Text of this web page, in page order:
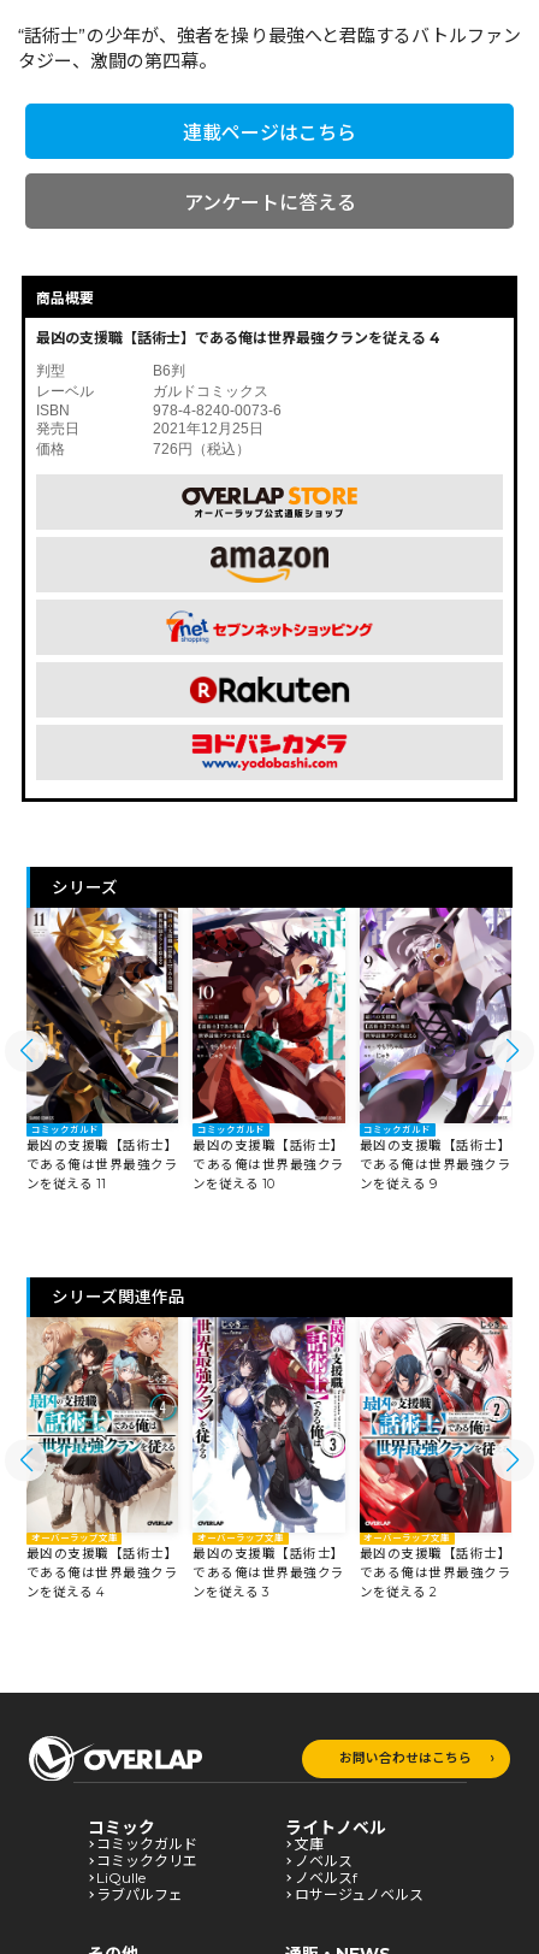
“話術士”の少年が、強者を操り最強へと君臨するバトルファン
タジー、激闘の第四幕。
連載ページはこちら
アンケートに答える
商品概要
最凶の支援職【話術士】である俺は世界最強クランを従える 4
判型
B6判
レーベル
ガルドコミックス
ISBN
978-4-8240-0073-6
発売日
2021年12月25日
価格
726円（税込）
シリーズ
コミックガルド
最凶の支援職【話術士】
である俺は世界最強クラ
ンを従える 11
コミックガルド
最凶の支援職【話術士】
である俺は世界最強クラ
ンを従える 10
コミックガルド
最凶の支援職【話術士】
である俺は世界最強クラ
ンを従える 9
シリーズ関連作品
オーバーラップ文庫
最凶の支援職【話術士】
である俺は世界最強クラ
ンを従える 4
オーバーラップ文庫
最凶の支援職【話術士】
である俺は世界最強クラ
ンを従える 3
オーバーラップ文庫
最凶の支援職【話術士】
である俺は世界最強クラ
ンを従える 2
お問い合わせはこちら
コミック
コミックガルド
コミッククリエ
LiQulle
ラブパルフェ
ライトノベル
文庫
ノベルス
ノベルスf
ロサージュノベルス